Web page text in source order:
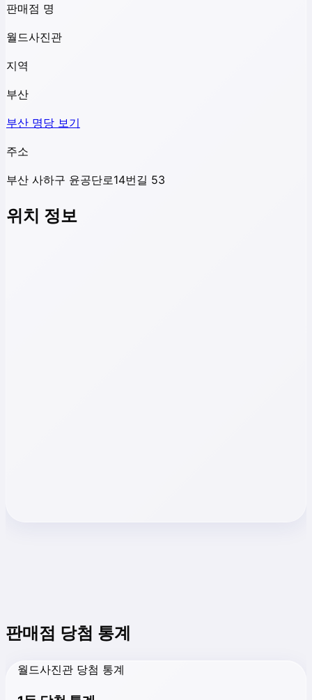
판매점 명
월드사진관
지역
부산
부산 명당 보기
주소
부산 사하구 윤공단로14번길 53
위치 정보
판매점 당첨 통계
월드사진관 당첨 통계